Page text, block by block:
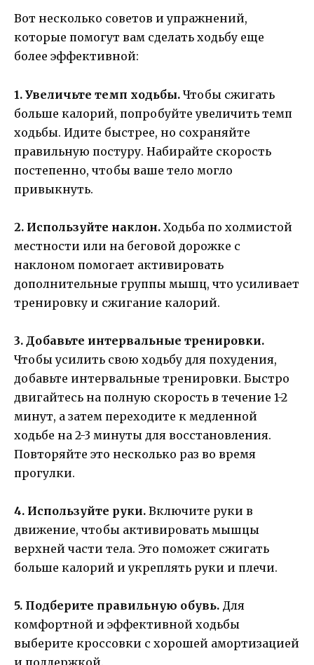
Вот несколько советов и упражнений,
которые помогут вам сделать ходьбу еще
более эффективной:
1. Увеличьте темп ходьбы. Чтобы сжигать
больше калорий, попробуйте увеличить темп
ходьбы. Идите быстрее, но сохраняйте
правильную постуру. Набирайте скорость
постепенно, чтобы ваше тело могло
привыкнуть.
2. Используйте наклон. Ходьба по холмистой
местности или на беговой дорожке с
наклоном помогает активировать
дополнительные группы мышц, что усиливает
тренировку и сжигание калорий.
3. Добавьте интервальные тренировки.
Чтобы усилить свою ходьбу для похудения,
добавьте интервальные тренировки. Быстро
двигайтесь на полную скорость в течение 1-2
минут, а затем переходите к медленной
ходьбе на 2-3 минуты для восстановления.
Повторяйте это несколько раз во время
прогулки.
4. Используйте руки. Включите руки в
движение, чтобы активировать мышцы
верхней части тела. Это поможет сжигать
больше калорий и укреплять руки и плечи.
5. Подберите правильную обувь. Для
комфортной и эффективной ходьбы
выберите кроссовки с хорошей амортизацией